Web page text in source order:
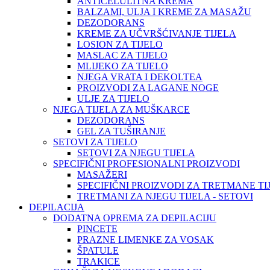
BALZAMI, ULJA I KREME ZA MASAŽU
DEZODORANS
KREME ZA UČVRŠĆIVANJE TIJELA
LOSION ZA TIJELO
MASLAC ZA TIJELO
MLIJEKO ZA TIJELO
NJEGA VRATA I DEKOLTEA
PROIZVODI ZA LAGANE NOGE
ULJE ZA TIJELO
NJEGA TIJELA ZA MUŠKARCE
DEZODORANS
GEL ZA TUŠIRANJE
SETOVI ZA TIJELO
SETOVI ZA NJEGU TIJELA
SPECIFIČNI PROFESIONALNI PROIZVODI
MASAŽERI
SPECIFIČNI PROIZVODI ZA TRETMANE
TRETMANI ZA NJEGU TIJELA - SETOVI
DEPILACIJA
DODATNA OPREMA ZA DEPILACIJU
PINCETE
PRAZNE LIMENKE ZA VOSAK
ŠPATULE
TRAKICE